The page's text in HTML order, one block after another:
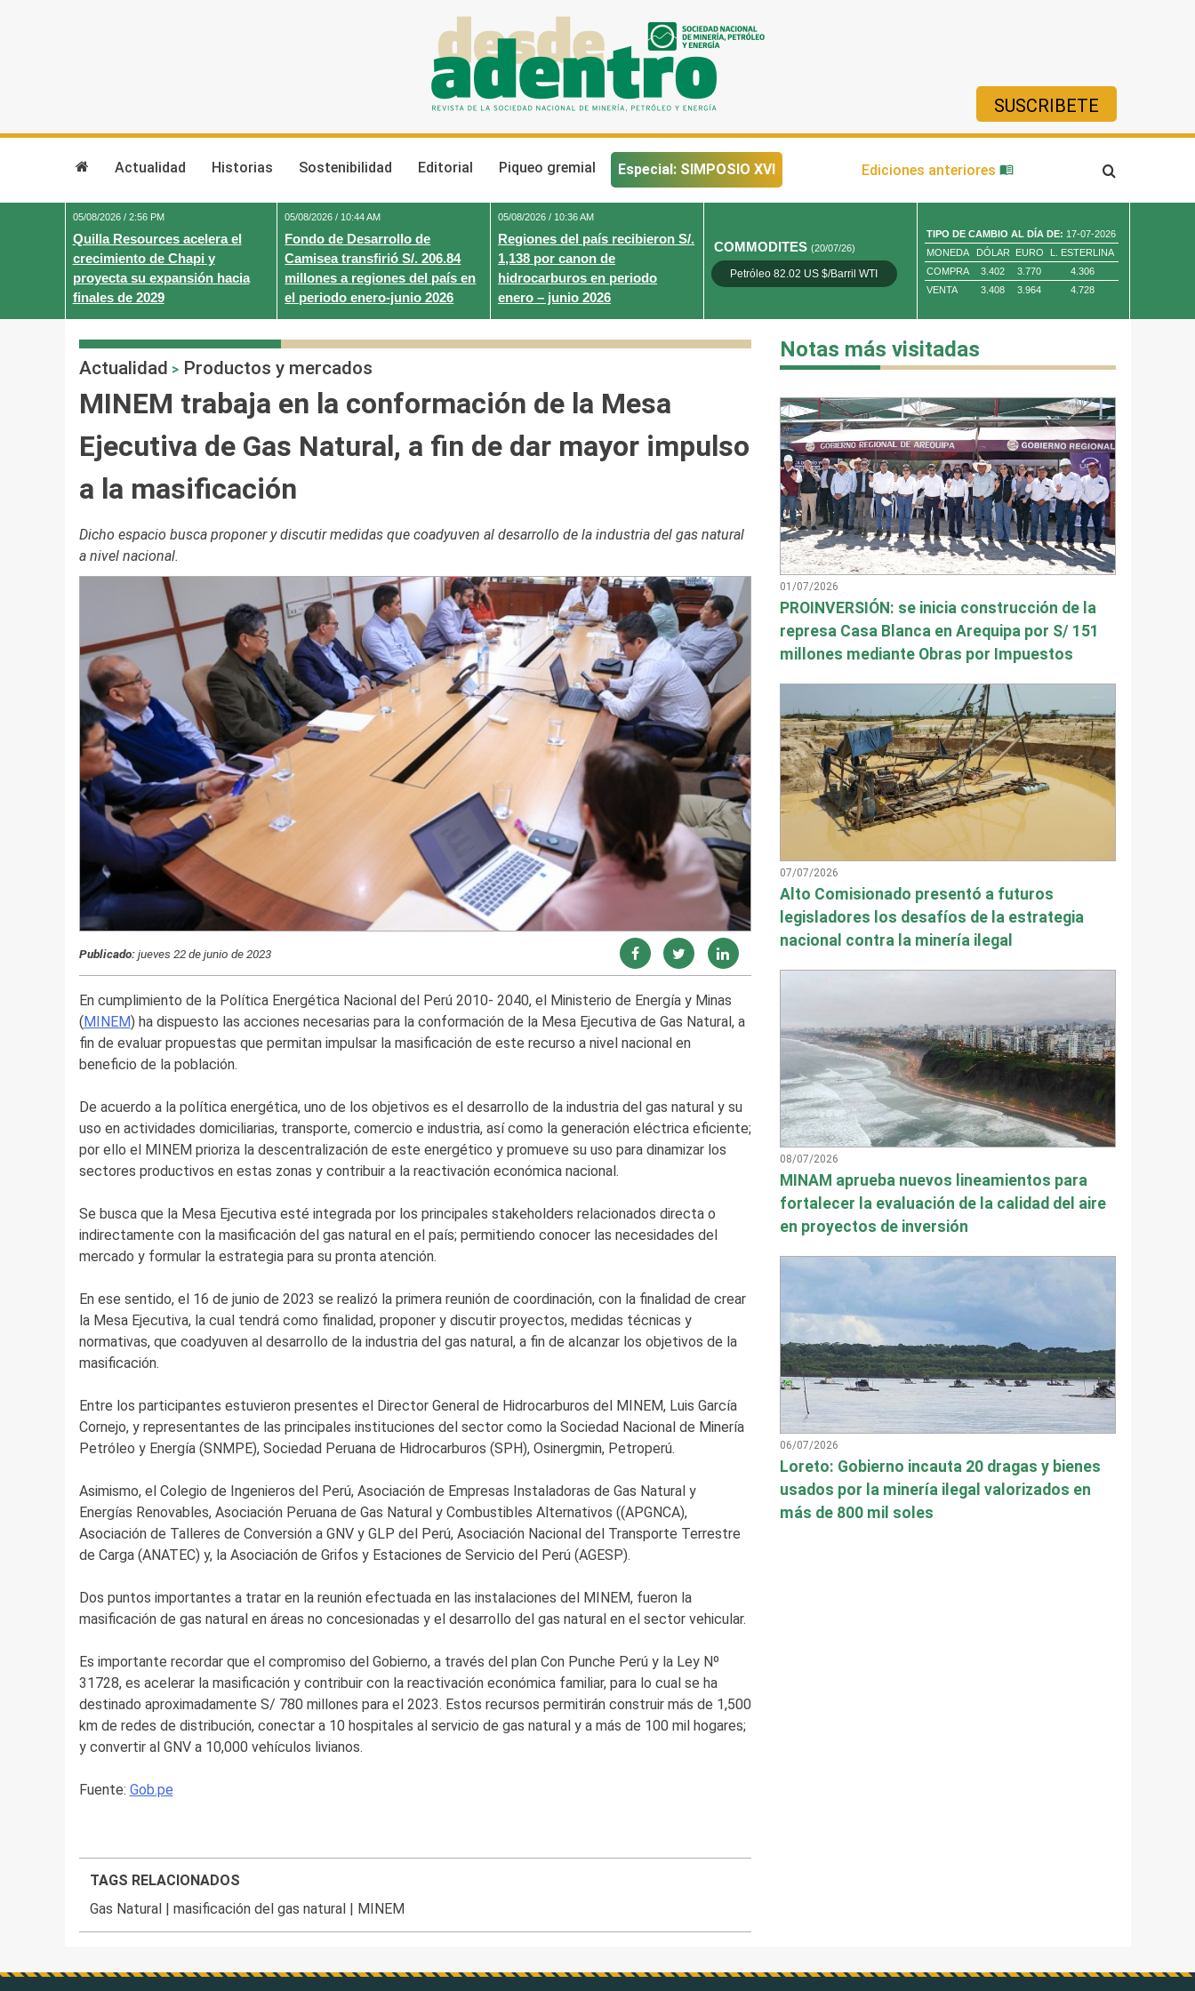
SUSCRIBETE
Actualidad Historias Sostenibilidad Editorial Piqueo gremial Especial: SIMPOSIO XVI Ediciones anteriores
05/08/2026 / 2:56 PM
Quilla Resources acelera el
crecimiento de Chapi y
proyecta su expansión hacia
finales de 2029
05/08/2026 / 10:44 AM
Fondo de Desarrollo de
Camisea transfirió S/. 206.84
millones a regiones del país en
el periodo enero-junio 2026
05/08/2026 / 10:36 AM
Regiones del país recibieron S/.
1,138 por canon de
hidrocarburos en periodo
enero – junio 2026
COMMODITES(20/07/26)
Petróleo 82.02 US $/Barril WTI Oro 4,010.80 US $/ Oz. Tr.
TIPO DE CAMBIO AL DÍA DE: 17-07-2026
MONEDA
DÓLAR EURO
L. ESTERLINA
COMPRA
3.402 3.770
4.306
VENTA
3.408 3.964 4.728
Actualidad > Productos y mercados
MINEM trabaja en la conformación de la Mesa
Ejecutiva de Gas Natural, a fin de dar mayor impulso
a la masificación
Dicho espacio busca proponer y discutir medidas que coadyuven al desarrollo de la industria del gas natural
a nivel nacional.
Publicado:jueves 22 de junio de 2023
En cumplimiento de la Política Energética Nacional del Perú 2010- 2040, el Ministerio de Energía y Minas
( MINEM) ha dispuesto las acciones necesarias para la conformación de la Mesa Ejecutiva de Gas Natural, a
fin de evaluar propuestas que permitan impulsar la masificación de este recurso a nivel nacional en
beneficio de la población.
De acuerdo a la política energética, uno de los objetivos es el desarrollo de la industria del gas natural y su
uso en actividades domiciliarias, transporte, comercio e industria, así como la generación eléctrica eficiente;
por ello el MINEM prioriza la descentralización de este energético y promueve su uso para dinamizar los
sectores productivos en estas zonas y contribuir a la reactivación económica nacional.
Se busca que la Mesa Ejecutiva esté integrada por los principales stakeholders relacionados directa o
indirectamente con la masificación del gas natural en el país; permitiendo conocer las necesidades del
mercado y formular la estrategia para su pronta atención.
En ese sentido, el 16 de junio de 2023 se realizó la primera reunión de coordinación, con la finalidad de crear
la Mesa Ejecutiva, la cual tendrá como finalidad, proponer y discutir proyectos, medidas técnicas y
normativas, que coadyuven al desarrollo de la industria del gas natural, a fin de alcanzar los objetivos de la
masificación.
Entre los participantes estuvieron presentes el Director General de Hidrocarburos del MINEM, Luis García
Cornejo, y representantes de las principales instituciones del sector como la Sociedad Nacional de Minería
Petróleo y Energía (SNMPE), Sociedad Peruana de Hidrocarburos (SPH), Osinergmin, Petroperú.
Asimismo, el Colegio de Ingenieros del Perú, Asociación de Empresas Instaladoras de Gas Natural y
Energías Renovables, Asociación Peruana de Gas Natural y Combustibles Alternativos ((APGNCA),
Asociación de Talleres de Conversión a GNV y GLP del Perú, Asociación Nacional del Transporte Terrestre
de Carga (ANATEC) y, la Asociación de Grifos y Estaciones de Servicio del Perú (AGESP).
Dos puntos importantes a tratar en la reunión efectuada en las instalaciones del MINEM, fueron la
masificación de gas natural en áreas no concesionadas y el desarrollo del gas natural en el sector vehicular.
Es importante recordar que el compromiso del Gobierno, a través del plan Con Punche Perú y la Ley Nº
31728, es acelerar la masificación y contribuir con la reactivación económica familiar, para lo cual se ha
destinado aproximadamente S/ 780 millones para el 2023. Estos recursos permitirán construir más de 1,500
km de redes de distribución, conectar a 10 hospitales al servicio de gas natural y a más de 100 mil hogares;
y convertir al GNV a 10,000 vehículos livianos.
Fuente: Gob.pe
TAGS RELACIONADOS
Gas Natural |masificación del gas natural | MINEM
Notas más visitadas
01/07/2026
PROINVERSIÓN: se inicia construcción de la
represa Casa Blanca en Arequipa por S/ 151
millones mediante Obras por Impuestos
07/07/2026
Alto Comisionado presentó a futuros
legisladores los desafíos de la estrategia
nacional contra la minería ilegal
08/07/2026
MINAM aprueba nuevos lineamientos para
fortalecer la evaluación de la calidad del aire
en proyectos de inversión
06/07/2026
Loreto: Gobierno incauta 20 dragas y bienes
usados por la minería ilegal valorizados en
más de 800 mil soles